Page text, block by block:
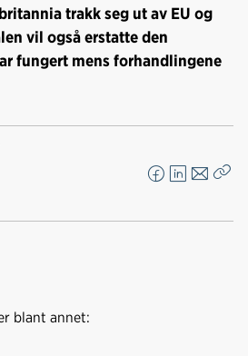
trakk seg ut av EU og
vil også erstatte den
fungert mens forhandlingene
F
c
L
n
E
p
blant annet: